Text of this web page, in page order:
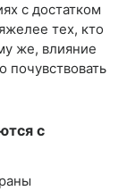
с достатком
тех, кто
же, влияние
почувствовать
с